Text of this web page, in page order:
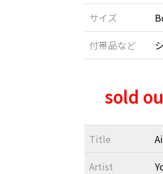
サイズ
付帯品など
sold
Title
Artist